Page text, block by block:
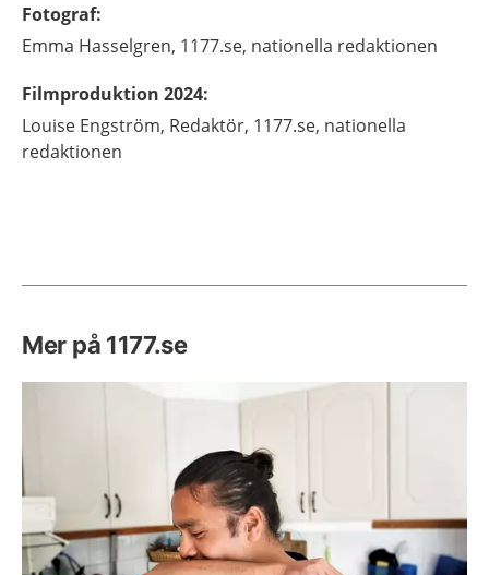
Fotograf:
Emma Hasselgren, 1177.se, nationella redaktionen
Filmproduktion 2024:
Louise Engström, Redaktör, 1177.se, nationella
redaktionen
Mer på 1177.se